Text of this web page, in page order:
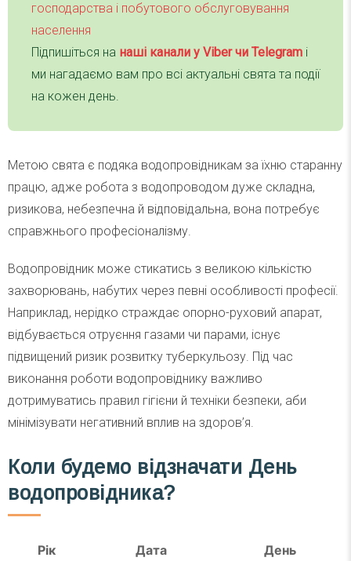
господарства і побутового обслуговування
населення
Підпишіться на наші канали у Viber чи Telegram і
ми нагадаємо вам про всі актуальні свята та події
на кожен день.
Метою свята є подяка водопровідникам за їхню старанну
працю, адже робота з водопроводом дуже складна,
ризикова, небезпечна й відповідальна, вона потребує
справжнього професіоналізму.
Водопровідник може стикатись з великою кількістю
захворювань, набутих через певні особливості професії.
Наприклад, нерідко страждає опорно-руховий апарат,
відбувається отруєння газами чи парами, існує
підвищений ризик розвитку туберкульозу. Під час
виконання роботи водопровіднику важливо
дотримуватись правил гігієни й техніки безпеки, аби
мінімізувати негативний вплив на здоров’я.
Коли будемо відзначати День
водопровідника?
Рік Дата
День